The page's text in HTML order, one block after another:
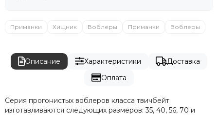
Приманки Хищник Воблеры Приманки Воблеры
Описание Характеристики
Доставка
Оплата
Серия прогонистых воблеров класса твичбейт
изготавливаются следующих размеров: 35, 40, 56, 70 и